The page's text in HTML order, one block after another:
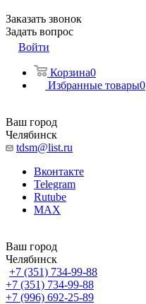
Заказать звонок
Задать вопрос
Войти
Корзина0
Избранные товары0
Ваш город
Челябинск
tdsm@list.ru
Вконтакте
Telegram
Rutube
MAX
Ваш город
Челябинск
+7 (351) 734-99-88
+7 (351) 734-99-88
+7 (996) 692-25-89